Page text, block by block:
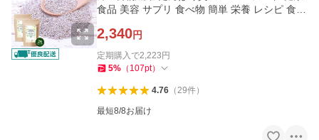
食品 美容 サプリ 食べ物 簡単 栄養 レシピ 食品
2,340円
定期購入で2,223 円
5% （ 107pt）
4.76（29件）
最短8/8お届け